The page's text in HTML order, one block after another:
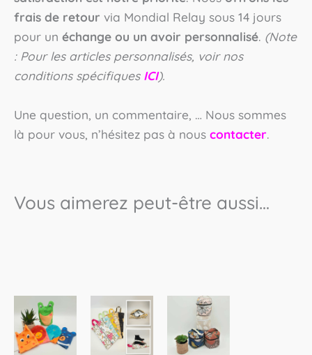
frais de retour via Mondial Relay sous 14 jours
pour un échange ou un avoir personnalisé. (Note
: Pour les articles personnalisés, voir nos
conditions spécifiques ICI).
Une question, un commentaire, … Nous sommes
là pour vous, n’hésitez pas à nous contacter.
Vous aimerez peut-être aussi…
produit
produit